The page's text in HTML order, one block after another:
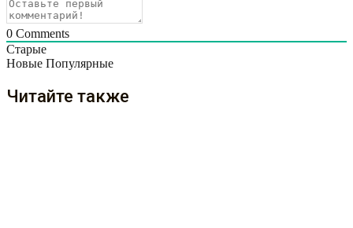
0 Comments
Старые
Новые Популярные
Читайте также